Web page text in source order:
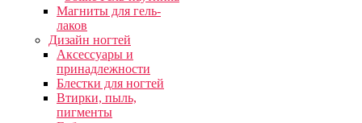
Магниты для гель-
лаков
Дизайн ногтей
Аксессуары и
принадлежности
Блестки для ногтей
Втирки, пыль,
пигменты